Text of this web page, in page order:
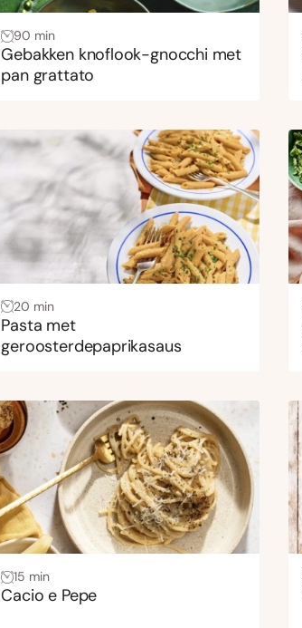
90 min
Gebakken knoflook-gnocchi met
pan grattato
20 min
Pasta met
geroosterdepaprikasaus
15 min
Cacio e Pepe